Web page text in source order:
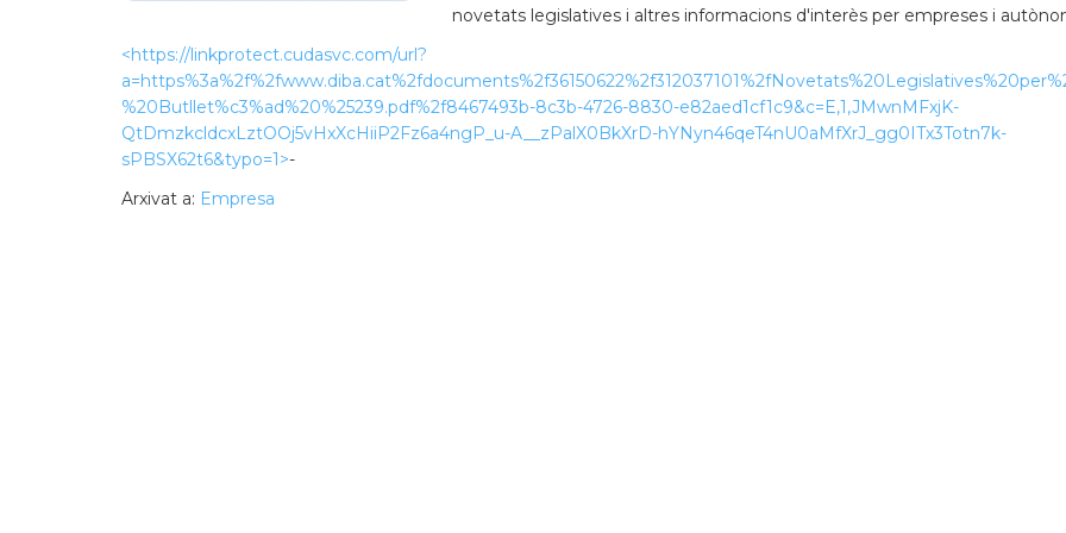
novetats legislatives i altres informacions d'interès per empreses i
<https://linkprotect.cudasvc.com/url?
%20Butllet%c3%ad%20%25239.pdf%2f8467493b-8c3b-4726-8830-e82aed1cf1c9&c=E,1,JMwnMFxjK-
QtDmzkcldcxLztOOj5vHxXcHiiP2Fz6a4ngP_u-A__zPalX0BkXrD-hYNyn46qeT4nU0aMfXrJ_gg0ITx3Totn7k-
sPBSX62t6&typo=1>-
Arxivat a: Empresa